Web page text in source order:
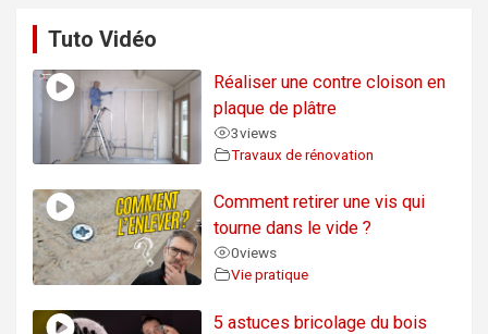
Tuto Vidéo
Réaliser une contre cloison en
plaque de plâtre
3views
Travaux de rénovation
Comment retirer une vis qui
tourne dans le vide ?
0views
Vie pratique
5 astuces bricolage du bois